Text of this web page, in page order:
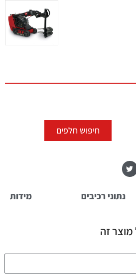
חיפוש חלפים
נתוני רכיבים מידות
זה